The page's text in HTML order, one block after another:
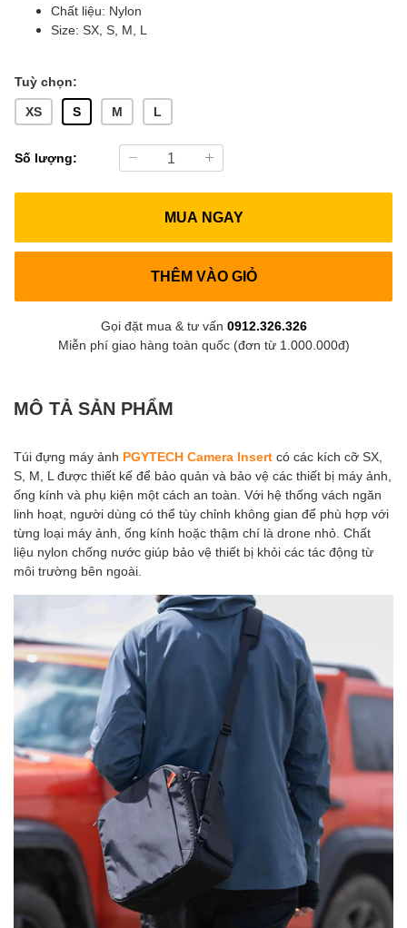
Chất liệu: Nylon
Size: SX, S, M, L
Tuỳ chọn:
XS
S M L
Số lượng:
MUA NGAY
THÊM VÀO GIỎ
Gọi đặt mua & tư vấn 0912.326.326
Miễn phí giao hàng toàn quốc (đơn từ 1.000.000đ)
MÔ TẢ SẢN PHẨM
Túi đựng máy ảnh PGYTECH Camera Insert có các kích cỡ SX,
S, M, L được thiết kế để bảo quản và bảo vệ các thiết bị máy ảnh,
ống kính và phụ kiện một cách an toàn. Với hệ thống vách ngăn
linh hoạt, người dùng có thể tùy chỉnh không gian để phù hợp với
từng loại máy ảnh, ống kính hoặc thậm chí là drone nhỏ. Chất
liệu nylon chống nước giúp bảo vệ thiết bị khỏi các tác động từ
môi trường bên ngoài.